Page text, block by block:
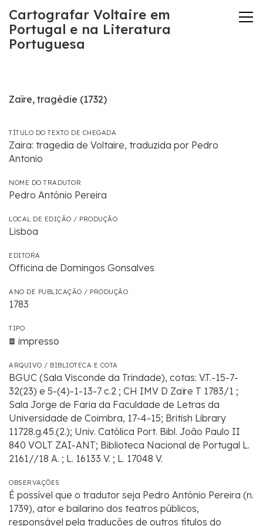
Cartografar Voltaire em
Portugal e na Literatura
Portuguesa
Zaïre, tragédie (1732)
TÍTULO DO TEXTO DE CHEGADA
Zaira: tragedia de Voltaire, traduzida por Pedro
Antonio
NOME DO TRADUTOR
Pedro António Pereira
LOCAL DE EDIÇÃO / PRODUÇÃO
Lisboa
EDITORA
Officina de Domingos Gonsalves
ANO DE PUBLICAÇÃO / PRODUÇÃO
1783
TIPO
impresso
ARQUIVO / BIBLIOTECA E COTA
BGUC (Sala Visconde da Trindade), cotas: V.T.-15-7-
32(23) e 5-(4)-1-13-7 c.2 ; CH IMV D Zaïre T 1783/1 ;
Sala Jorge de Faria da Faculdade de Letras da
Universidade de Coimbra, 17-4-15; British Library
11728.g.45.(2.); Univ. Católica Port. Bibl. João Paulo II
840 VOLT ZAI-ANT; Biblioteca Nacional de Portugal L.
2161//18 A. ; L. 16133 V. ; L. 17048 V.
OBSERVAÇÕES
É possível que o tradutor seja Pedro António Pereira (n.
1739), ator e bailarino dos teatros públicos,
responsável pela traduções de outros títulos do